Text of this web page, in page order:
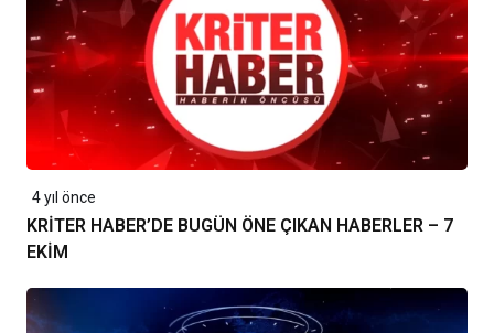
4 yıl önce
KRİTER HABER’DE BUGÜN ÖNE ÇIKAN HABERLER – 7
EKİM